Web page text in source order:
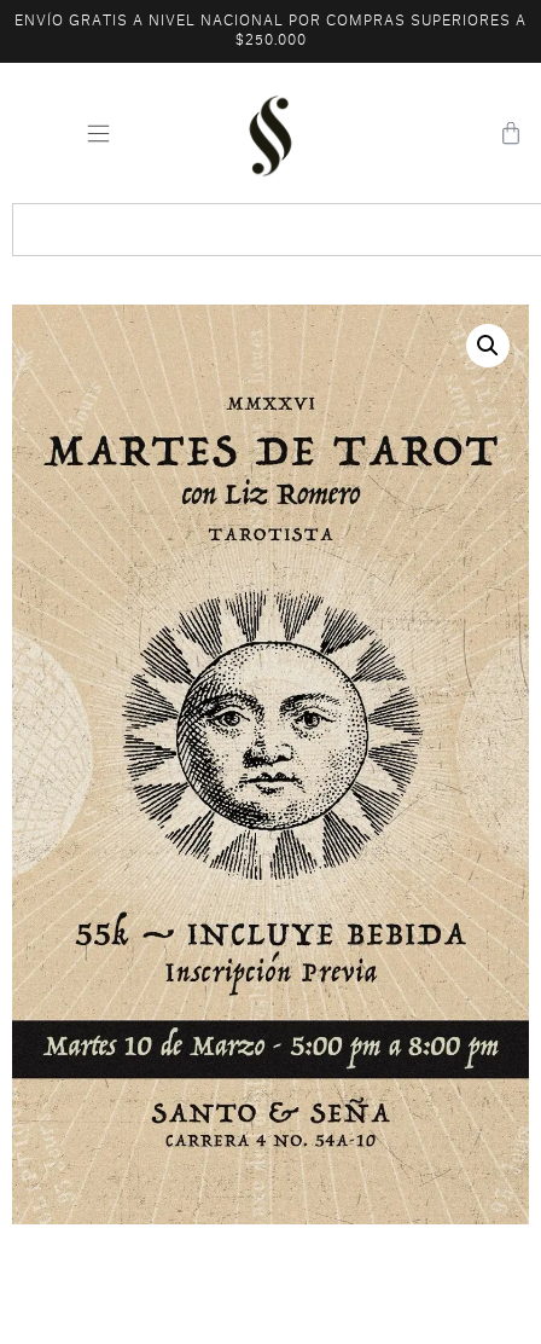
ENVÍO GRATIS A NIVEL NACIONAL POR COMPRAS SUPERIORES A
$250.000